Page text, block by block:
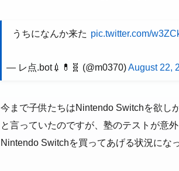
うちになんか来た pic.twitter.com/
— レ点.bot💉💊🧬 (@m0370)August 22,
今まで子供たちはNintendo Switchを欲し
と言っていたのですが、塾のテストが意
Nintendo Switchを買ってあげる状況にな